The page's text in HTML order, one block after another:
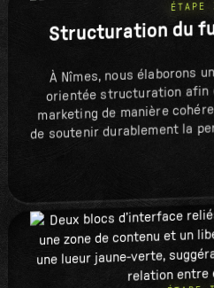
Structuration du
À Nîmes, nous élaborons
orientée structuration afin
marketing de manière
de soutenir durablement la